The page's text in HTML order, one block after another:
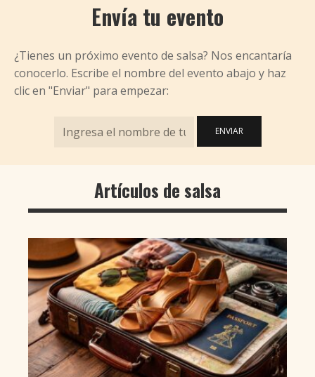
Envía tu evento
¿Tienes un próximo evento de salsa? Nos encantaría
conocerlo. Escribe el nombre del evento abajo y haz
clic en "Enviar" para empezar:
ENVIAR
Artículos de salsa